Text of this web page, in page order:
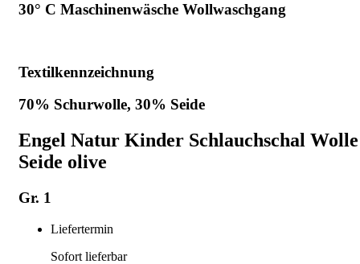
30° C Maschinenwäsche Wollwaschgang
Textilkennzeichnung
70% Schurwolle, 30% Seide
Engel Natur Kinder Schlauchschal Wolle
Seide olive
Gr. 1
Liefertermin
Sofort lieferbar